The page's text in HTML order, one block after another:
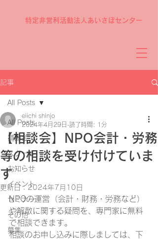
特定非営利活動法人あいさぽセンター
記事
All Posts
補助金
スクール
お知らせ
イベント
セミナー
その他
募集
All Posts
【相談会】NPO会計・労務
等の相談を受け付けていま
す
eiichi shinjo
2024年4月29日 読了時間: 1分
更新日： 2024年7月10日
NPOの運営（会計・財務・労務など）
や解散に関する疑問を、専門家に無料
で相談できます。
相談のお申し込みに際しましては、下